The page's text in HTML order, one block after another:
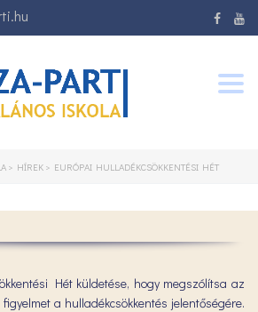
> HÍREK > EURÓPAI HULLADÉKCSÖKKENTÉSI HÉT
Hét küldetése, hogy megszólítsa az
a hulladékcsökkentés jelentőségére.